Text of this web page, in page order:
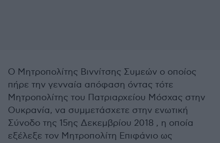
Ο Μητροπολίτης Βιννίτσης Συμεών ο οποίος
πήρε την γενναία απόφαση όντας τότε
Μητροπολίτης του Πατριαρχείου Μόσχας στην
Ουκρανία, να συμμετάσχετε στην ενωτική
Σύνοδο της 15ης Δεκεμβρίου 2018 , η οποία
εξέλεξε τον Μητροπολίτη Επιφάνιο ως